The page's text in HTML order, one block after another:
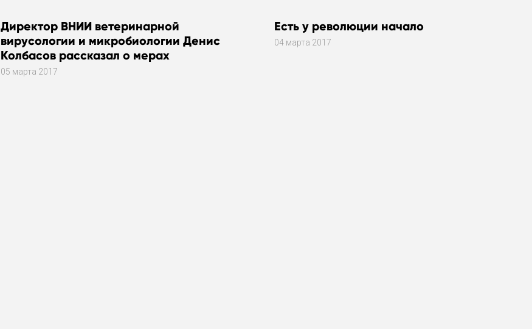
Директор ВНИИ ветеринарной
вирусологии и микробиологии Денис
Колбасов рассказал о мерах
безопасности против птичьего гриппа в
05 марта 2017
Есть у революции начало
04 марта 2017